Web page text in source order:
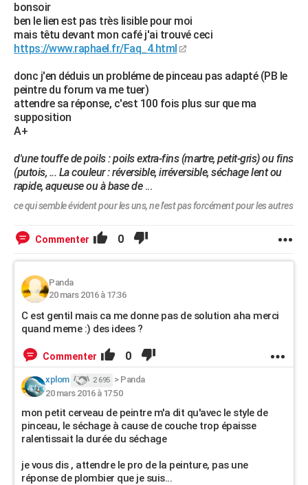
bonsoir
ben le lien est pas très lisible pour moi
mais têtu devant mon café j'ai trouvé ceci
https://www.raphael.fr/Faq_4.html
donc j'en déduis un probléme de pinceau pas adapté (PB le
peintre du forum va me tuer)
attendre sa réponse, c'est 100 fois plus sur que ma
supposition
A+
d'une touffe de poils : poils extra-fins (martre, petit-gris) ou fins
(putois, ... La couleur : réversible, irréversible, séchage lent ou
rapide, aqueuse ou à base de ...
ce qui semble évident pour les uns, ne l'est pas forcément pour les autres
Commenter 0
Panda
20 mars 2016 à 17:36
C est gentil mais ca me donne pas de solution aha merci
quand meme :) des idees ?
Commenter 0
xplom 2 695 > Panda
20 mars 2016 à 17:50
mon petit cerveau de peintre m'a dit qu'avec le style de
pinceau, le séchage à cause de couche trop épaisse
ralentissait la durée du séchage
je vous dis , attendre le pro de la peinture, pas une
réponse de plombier que je suis...